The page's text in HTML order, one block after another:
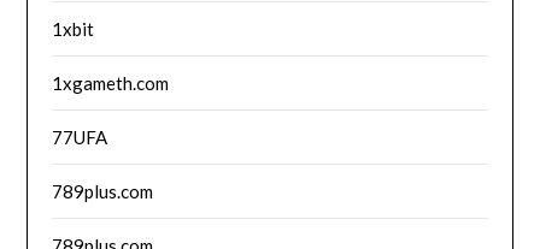
1xbit
1xgameth.com
77UFA
789plus.com